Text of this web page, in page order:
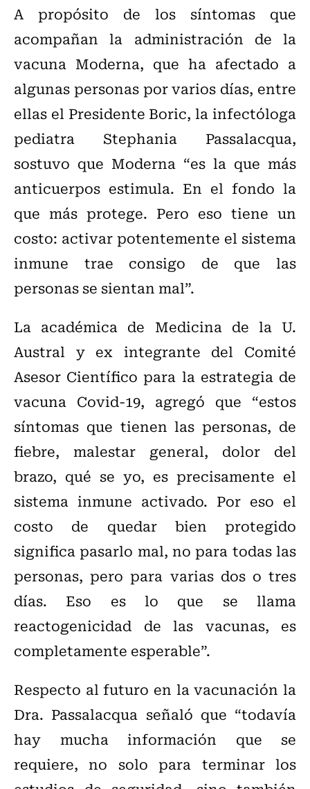
A propósito de los síntomas que
acompañan la administración de la
vacuna Moderna, que ha afectado a
algunas personas por varios días, entre
ellas el Presidente Boric, la infectóloga
pediatra Stephania Passalacqua,
sostuvo que Moderna “es la que más
anticuerpos estimula. En el fondo la
que más protege. Pero eso tiene un
costo: activar potentemente el sistema
inmune trae consigo de que las
personas se sientan mal”.
La académica de Medicina de la U.
Austral y ex integrante del Comité
Asesor Científico para la estrategia de
vacuna Covid-19, agregó que “estos
síntomas que tienen las personas, de
fiebre, malestar general, dolor del
brazo, qué se yo, es precisamente el
sistema inmune activado. Por eso el
costo de quedar bien protegido
significa pasarlo mal, no para todas las
personas, pero para varias dos o tres
días. Eso es lo que se llama
reactogenicidad de las vacunas, es
completamente esperable”.
Respecto al futuro en la vacunación la
Dra. Passalacqua señaló que “todavía
hay mucha información que se
requiere, no solo para terminar los